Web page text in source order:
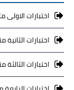
اختبارات
اختبارات
اختبارات